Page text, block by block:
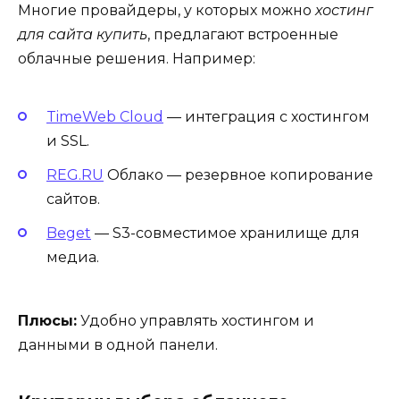
Многие провайдеры, у которых можно хостинг
для сайта купить, предлагают встроенные
облачные решения. Например:
TimeWeb Cloud — интеграция с хостингом
и SSL.
REG.RU Облако — резервное копирование
сайтов.
Beget — S3-совместимое хранилище для
медиа.
Плюсы: Удобно управлять хостингом и
данными в одной панели.